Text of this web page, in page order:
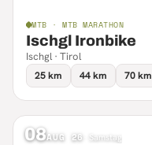
MTB · MTB MARATHON
Ischgl Ironbike
Ischgl · Tirol
25 km
44 km 70 km
08AUG 26 Samstag